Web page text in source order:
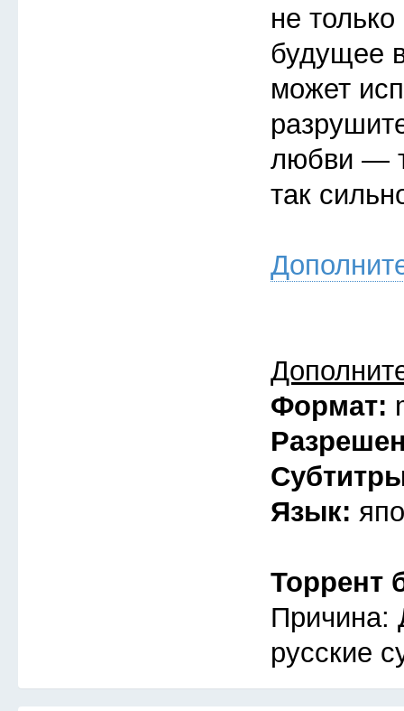
не
будущее
может
любви —
так
Формат:
Язык:
Торрент
Причина:
русские